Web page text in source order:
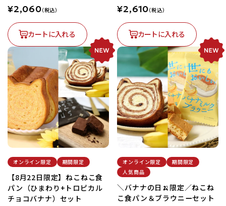
¥2,060（税込）
カートに入れる
¥2,610（税込）
カートに入れる
オンライン限定 期間限定
【8月22日限定】ねこねこ食
パン（ひまわり+トロピカル
チョコバナナ）セット
オンライン限定
期間限定
人気商品
＼バナナの日🍌限定／ねこね
こ食パン＆ブラウニーセット